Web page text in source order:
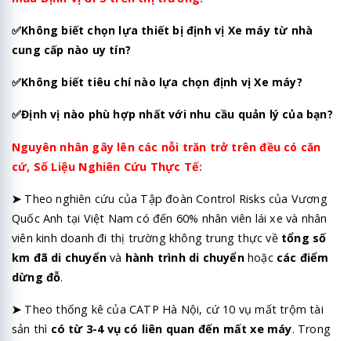
✅Không biết chọn lựa thiết bị định vị Xe máy từ nhà
cung cấp nào uy tín?
✅Không biết tiêu chí nào lựa chọn định vị Xe máy?
✅Định vị nào phù hợp nhất với nhu cầu quản lý của bạn?
Nguyên nhân gây lên các nỗi trăn trở trên đều có căn
cứ, Số Liệu Nghiên Cứu Thực Tế:
➤ Theo nghiên cứu của Tập đoàn Control Risks của Vương
Quốc Anh tại Việt Nam có đến 60% nhân viên lái xe và nhân
viên kinh doanh đi thị trường không trung thực về tổng số
km đã di chuyển và hành trình di chuyểnhoặccác điểm
dừng đỗ.
➤ Theo thống kê của CATP Hà Nội, cứ 10 vụ mất trộm tài
sản thì có từ 3-4 vụ có liên quan đến mất xe máy. Trong